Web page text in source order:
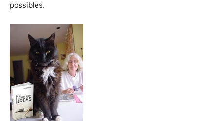
possibles.